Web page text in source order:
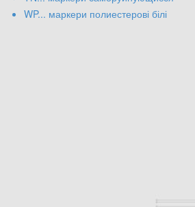
WP... маркери полиестерові білі